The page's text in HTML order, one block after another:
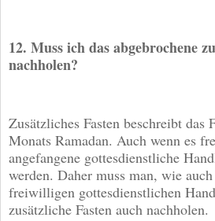
12. Muss ich das abgebrochene
nachholen?
Zusätzliches Fasten beschreibt das
Monats Ramadan. Auch wenn es
angefangene gottesdienstliche
werden. Daher muss man, wie
freiwilligen gottesdienstlichen
zusätzliche Fasten auch nachholen.